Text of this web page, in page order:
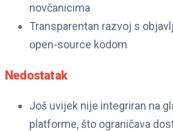
novčanicima
Transparentan razvoj s
open-source kodom
Nedostatak
Još uvijek nije integriran na
platforme, što ograničava